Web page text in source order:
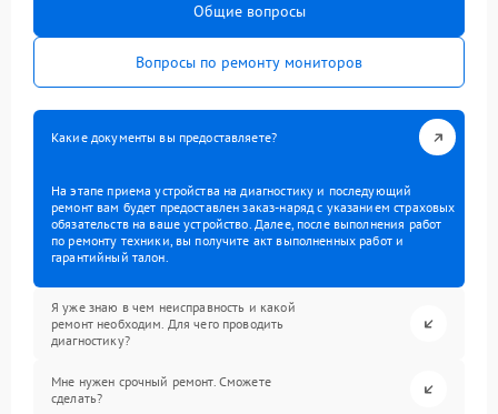
Общие вопросы
Вопросы по ремонту мониторов
Какие документы вы предоставляете?
На этапе приема устройства на диагностику и последующий
ремонт вам будет предоставлен заказ-наряд с указанием страховых
обязательств на ваше устройство. Далее, после выполнения работ
по ремонту техники, вы получите акт выполненных работ и
гарантийный талон.
Я уже знаю в чем неисправность и какой
ремонт необходим. Для чего проводить
диагностику?
Мне нужен срочный ремонт. Сможете
сделать?